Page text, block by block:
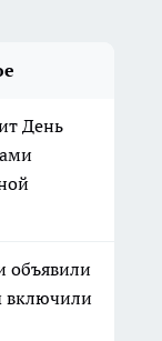
День
объявили
включили